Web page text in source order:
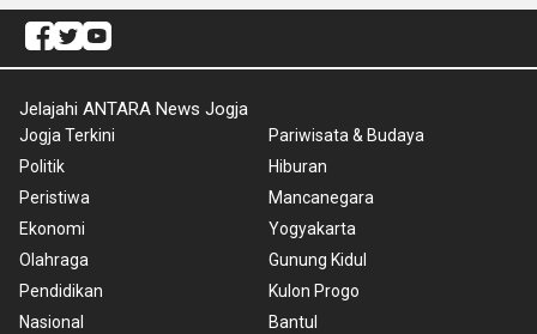
Jelajahi ANTARA News Jogja
Jogja Terkini
Politik
Peristiwa
Ekonomi
Olahraga
Pendidikan
Nasional
Pariwisata & Budaya
Hiburan
Mancanegara
Yogyakarta
Gunung Kidul
Kulon Progo
Bantul